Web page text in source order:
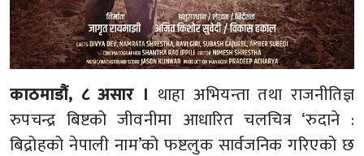
काठमाडौं, ८ असार । थाहा अभियन्ता तथा राजनीतिज्ञ
रुपचन्द्र बिष्टको जीवनीमा आधारित चलचित्र ‘रुदाने :
बिद्रोहको नेपाली नाम’को फष्टलुक सार्वजनिक गरिएको छ